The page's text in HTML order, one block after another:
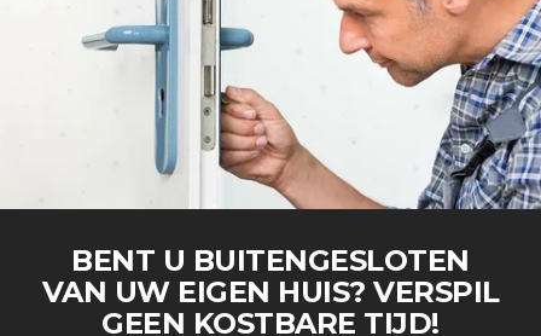
BENT U BUITENGESLOTEN
VAN UW EIGEN HUIS? VERSPIL
GEEN KOSTBARE TIJD!